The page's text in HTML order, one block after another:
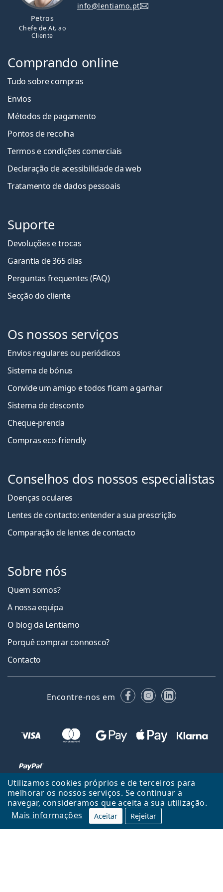
Utilizamos cookies próprios e de terceiros para
melhorar os nossos serviços. Se continuar a
navegar, consideramos que aceita a sua utilização.
Mais informações
Aceitar Rejeitar
Petros
Chefe de At. ao
Cliente
info@lentiamo.pt
Comprando online
Tudo sobre compras
Envios
Métodos de pagamento
Pontos de recolha
Termos e condições comerciais
Declaração de acessibilidade da web
Tratamento de dados pessoais
Suporte
Devoluções e trocas
Garantia de 365 dias
Perguntas frequentes (FAQ)
Secção do cliente
Os nossos serviços
Envios regulares ou periódicos
Sistema de bónus
Convide um amigo e todos ficam a ganhar
Sistema de desconto
Cheque-prenda
Compras eco-friendly
Conselhos dos nossos especialistas
Doenças oculares
Lentes de contacto: entender a sua prescrição
Comparação de lentes de contacto
Sobre nós
Quem somos?
A nossa equipa
O blog da Lentiamo
Porquê comprar connosco?
Contacto
Encontre-nos em FacebookInstagram
LinkedIn
Voltar ao início
Cima
Lentiamo.pt é propriedade e operado por Lentiamo s.r.o., República
Checa
Consigo durante 18 anos.